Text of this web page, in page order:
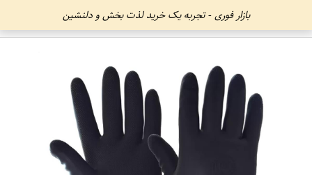
بازار فوری - تجربه یک خرید لذت بخش و دلنشین